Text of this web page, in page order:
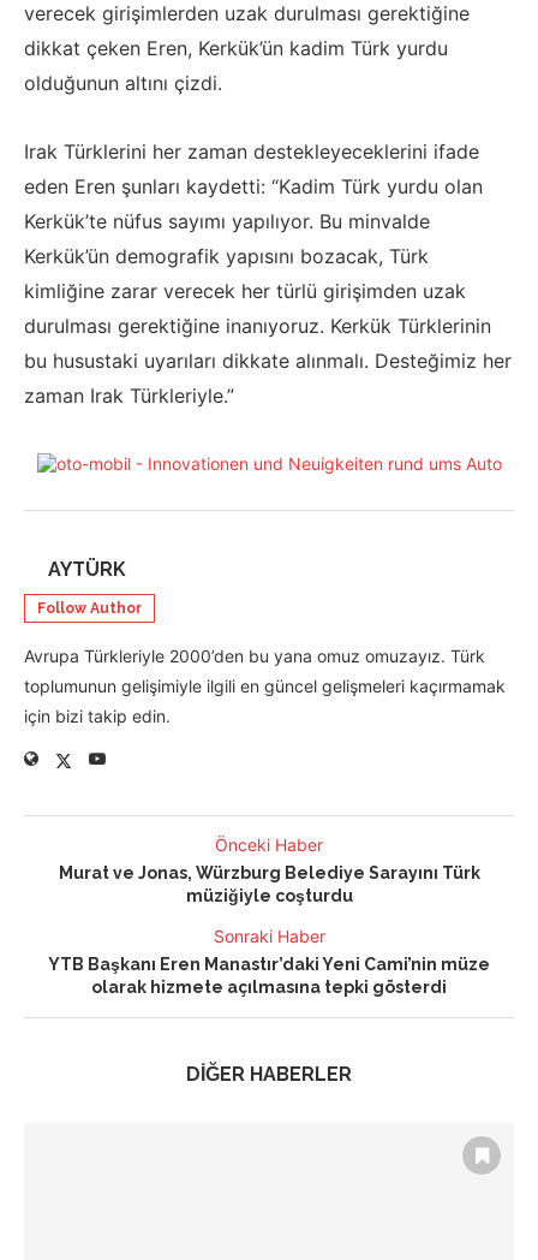
verecek girişimlerden uzak durulması gerektiğine
dikkat çeken Eren, Kerkük’ün kadim Türk yurdu
olduğunun altını çizdi.
Irak Türklerini her zaman destekleyeceklerini ifade
eden Eren şunları kaydetti: “Kadim Türk yurdu olan
Kerkük’te nüfus sayımı yapılıyor. Bu minvalde
Kerkük’ün demografik yapısını bozacak, Türk
kimliğine zarar verecek her türlü girişimden uzak
durulması gerektiğine inanıyoruz. Kerkük Türklerinin
bu husustaki uyarıları dikkate alınmalı. Desteğimiz her
zaman Irak Türkleriyle.”
AYTÜRK
Follow Author
Avrupa Türkleriyle 2000’den bu yana omuz omuzayız. Türk
toplumunun gelişimiyle ilgili en güncel gelişmeleri kaçırmamak
için bizi takip edin.
Önceki Haber
Murat ve Jonas, Würzburg Belediye Sarayını Türk
müziğiyle coşturdu
Sonraki Haber
YTB Başkanı Eren Manastır’daki Yeni Cami’nin müze
olarak hizmete açılmasına tepki gösterdi
DİĞER HABERLER